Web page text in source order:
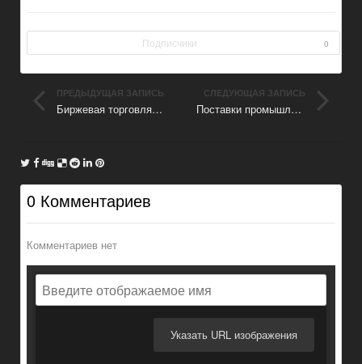
Подписчики 0
ПРЕДЫДУЩАЯ ЗАПИСЬ
Биржевая торговля и инвестиции
СЛЕДУЮЩАЯ ЗАПИСЬ
Поставки промышленного оборудования из Китая
0 Комментариев
Комментариев нет
Указать URL изображения